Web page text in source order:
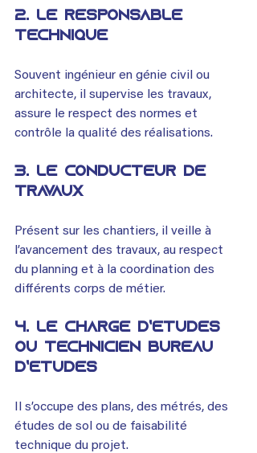
2. Le responsable
technique
Souvent ingénieur en génie civil ou
architecte, il supervise les travaux,
assure le respect des normes et
contrôle la qualité des réalisations.
3. Le conducteur de
travaux
Présent sur les chantiers, il veille à
l’avancement des travaux, au respect
du planning et à la coordination des
différents corps de métier.
4. Le chargé d’études
ou technicien bureau
d’études
Il s’occupe des plans, des métrés, des
études de sol ou de faisabilité
technique du projet.